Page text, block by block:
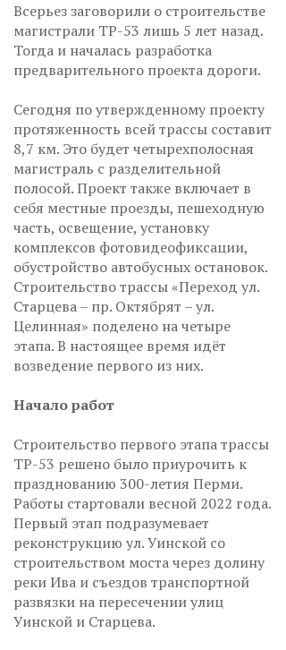
Всерьез заговорили о строительстве
магистрали ТР-53 лишь 5 лет назад.
Тогда и началась разработка
предварительного проекта дороги.
Сегодня по утвержденному проекту
протяженность всей трассы составит
8,7 км. Это будет четырехполосная
магистраль с разделительной
полосой. Проект также включает в
себя местные проезды, пешеходную
часть, освещение, установку
комплексов фотовидеофиксации,
обустройство автобусных остановок.
Строительство трассы «Переход ул.
Старцева – пр. Октябрят – ул.
Целинная» поделено на четыре
этапа. В настоящее время идёт
возведение первого из них.
Начало работ
Строительство первого этапа трассы
ТР-53 решено было приурочить к
празднованию 300-летия Перми.
Работы стартовали весной 2022 года.
Первый этап подразумевает
реконструкцию ул. Уинской со
строительством моста через долину
реки Ива и съездов транспортной
развязки на пересечении улиц
Уинской и Старцева.